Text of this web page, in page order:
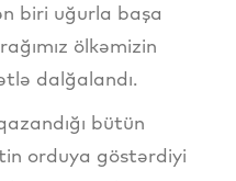
biri uğurla başa
ölkəmizin
dalğalandı.
bütün
orduya göstərdiyi